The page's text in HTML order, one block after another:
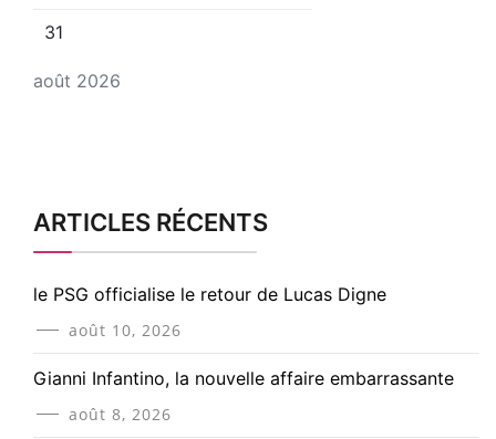
août 2026
31
ARTICLES RÉCENTS
le PSG officialise le retour de Lucas Digne
août 10, 2026
Gianni Infantino, la nouvelle affaire embarrassante
août 8, 2026